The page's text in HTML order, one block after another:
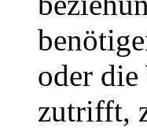
oder
zutrifft,